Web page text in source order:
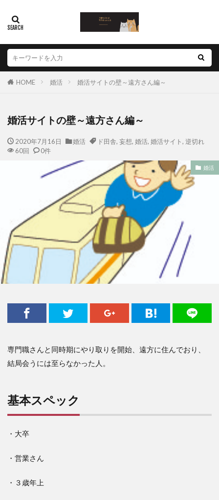
HOME 婚活 婚活サイトの壁～遠方さん編～
婚活サイトの壁～遠方さん編～
2020年7月16日 婚活 ド田舎, 妄想, 婚活, 婚活サイト, 逆切れ
60回
0件
婚活
専門職さんと同時期にやり取りを開始、遠方に住んでおり、
結局会うには至らなかった人。
基本スペック
・大卒
・営業さん
・３歳年上